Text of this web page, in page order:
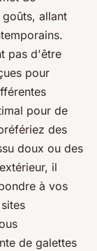
allant
pas d'être
pour
pour de
des
doux ou des
il
à vos
de galettes